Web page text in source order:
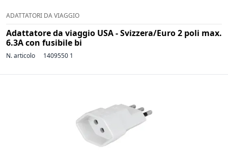
ADATTATORI DA VIAGGIO
Adattatore da viaggio USA - Svizzera/Euro 2 poli max.
6.3A con fusibile bi
N. articolo 1409550 1